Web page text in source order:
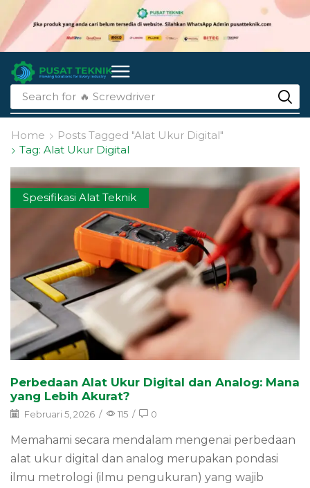
Search for 🔥 li-ion batteries
Home
Posts Tagged "alat Ukur Digital"
Tag: Alat Ukur Digital
Spesifikasi Alat Teknik
Perbedaan Alat Ukur Digital dan Analog: Mana
yang Lebih Akurat?
Februari 5, 2026 / 115 / 0
Memahami secara mendalam mengenai perbedaan
alat ukur digital dan analog merupakan pondasi
ilmu metrologi (ilmu pengukuran) yang wajib